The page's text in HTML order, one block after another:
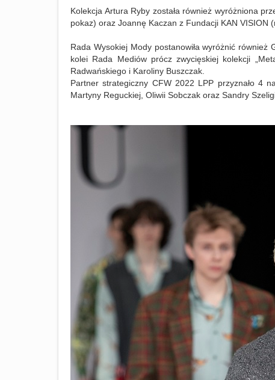
Kolekcja Artura Ryby została również wyróżniona
pokaz) oraz Joannę Kaczan z Fundacji KAN VISION
Rada Wysokiej Mody postanowiła wyróżnić
kolei Rada Mediów prócz zwycięskiej kolekcji
Radwańskiego i Karoliny Buszczak.
Partner strategiczny CFW 2022 LPP przyznało 4
Martyny Reguckiej, Oliwii Sobczak oraz Sandry